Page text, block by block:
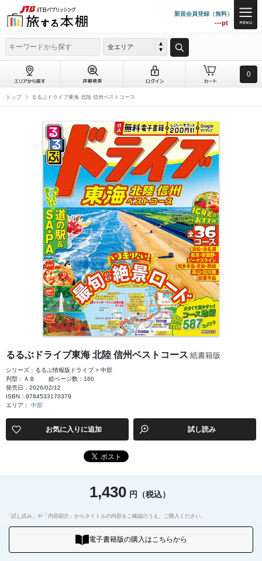
新規会員登録（無料）
---pt
全エリア
0
トップ るるぶドライブ東海 北陸 信州ベストコース
るるぶドライブ東海 北陸 信州ベストコース 紙書籍版
シリーズ：るるぶ情報版ドライブ > 中部
判型：ＡＢ
総ページ数：160
発売日：2026/02/12
ISBN：9784533170379
エリア： 中部
お気に入りに追加 試し読み
1,430 円（税込）
「試し読み」や「内容紹介」からタイトルの内容をご確認のうえ、ご購入ください。
電子書籍版の購入はこちらから